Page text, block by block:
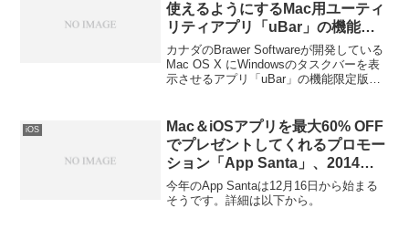
使えるようにするMac用ユーティ
リティアプリ「uBar」の機能限
定無料版「uBar Lite」がMac
App Storeに登場。
カナダのBrawer Softwareが開発している
Mac OS X にWindowsのタスクバーを表
示させるアプリ「uBar」の機能限定版
iOS
Mac＆iOSアプリを最大60% OFF
でプレゼントしてくれるプロモー
ション「App Santa」、2014年
は12月16日から開催。
今年のApp Santaは12月16日から始まる
そうです。詳細は以下から。